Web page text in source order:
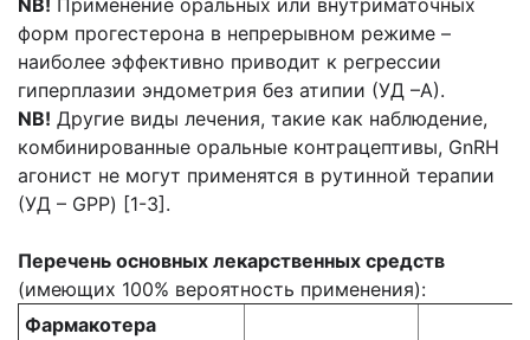
NB! Применение оральных или внутриматочных
форм прогестерона в непрерывном режиме –
наиболее эффективно приводит к регрессии
гиперплазии эндометрия без атипии (УД –А).
NB! Другие виды лечения, такие как наблюдение,
комбинированные оральные контрацептивы, GnRH
агонист не могут применятся в рутинной терапии
(УД – GРP) [1-3].
Перечень основных лекарственных средств
(имеющих 100% вероятность применения):
Фармакотера